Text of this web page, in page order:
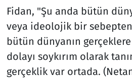
Fidan, "Şu anda bütün
veya ideolojik bir
bütün dünyanın
dolayı soykırım olarak
gerçeklik var ortada.
Teknoloji ve Bilim
Televizyon